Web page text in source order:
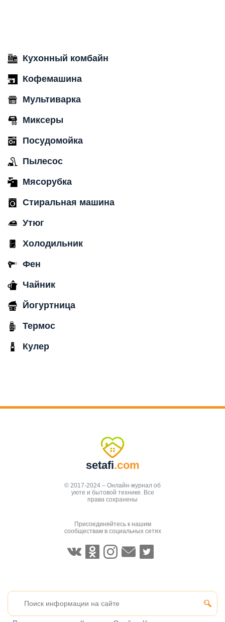
Кухонный комбайн
Кофемашина
Мультиварка
Миксеры
Посудомойка
Пылесос
Мясорубка
Стиральная машина
Утюг
Холодильник
Фен
Чайник
Йогуртница
Термос
Кулер
setafi.com
© 2017-2024 – Онлайн-журнал об
уюте и бытовой технике. Все
права сохранены
Присоединяйтесь к нашим
сообществам в социальных сетях